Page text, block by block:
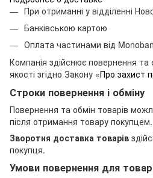
При отриманні у відділенні
Банківською картою
Оплата частинами від
Компанія здійснює повернення та
якості згідно Закону «Про захист
Строки повернення і обміну
Повернення та обмін товарів
після отримання товару покупцем.
Зворотня доставка товарів
покупця.
Умови повернення для